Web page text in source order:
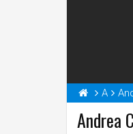
A
Andrea